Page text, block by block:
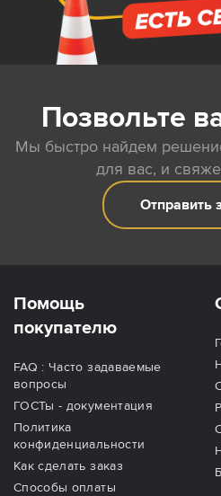
Позвольте
Мы быстро найдем
для вас, и
Отправить
Помощь
покупателю
FAQ : Часто задаваемые
вопросы
ГОСТы - документация
Политика
конфиденциальности
Как сделать заказ
Способы оплаты